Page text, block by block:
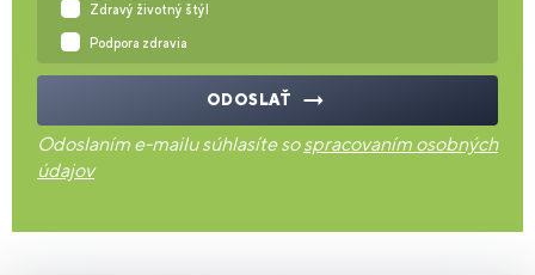
Zdravý životný štýl
Podpora zdravia
ODOSLAŤ
Odoslaním e-mailu súhlasíte sospracovaním osobných
údajov